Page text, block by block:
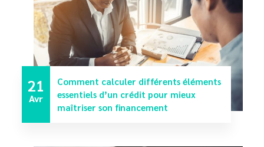
21
Avr
Comment calculer différents éléments
essentiels d’un crédit pour mieux
maîtriser son financement